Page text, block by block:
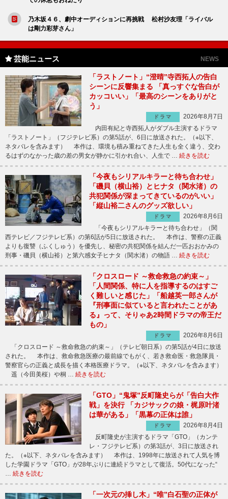
乃木坂４６、劇中オーディションに再挑戦 松村沙友理「ライバル
は剛力彩芽さん」
芸能ニュース NEWS
「ラストノート」“澄晴”寺西拓人の告白
シーンに反響集まる 「真っすぐな告白が
カッコいい」「最高のシーンをありがと
う」
ドラマ
2026年8月7日
内田有紀と寺西拓人がダブル主演するドラマ
「ラストノート」（フジテレビ系）の第5話が、6日に放送された。（※以下、
ネタバレを含みます） 本作は、環境も積み重ねてきた人生も全く違う、交わ
るはずのなかった歳の差の男女が静かに引かれ合い、人生で … 続きを読む
「今夜もシリアルキラーと待ち合わせ」
「磯貝（横山裕）とヒナタ（関水渚）の
共犯関係が深まってきているのがいい」
「縦山裕二さんのグッズ欲しい」
ドラマ
2026年8月6日
「今夜もシリアルキラーと待ち合わせ」（関
西テレビ／フジテレビ系）の第6話が5日に放送された。 本作は、警察の正義
よりも復讐（ふくしゅう）を優先し、秘密の共犯関係を結んだ一匹おおかみの
刑事・磯貝（横山裕）と第六感女子ヒナタ（関水渚）の物語 … 続きを読む
「クロスロード ～救命救急の約束～」
「人間関係、特に人を指導するのはすご
く難しいと感じた」「船越英一郎さんが
『刑事面に似ていると言われたことがあ
る』って、そりゃあ2時間ドラマの帝王だ
もの」
ドラマ
2026年8月6日
「クロスロード ～救命救急の約束～」（テレビ朝日系）の第5話が4日に放送
された。 本作は、救命救急医療の最前線でもがく、若き救命医・救急隊員・
警察官らの正義と成長を描く本格医療ドラマ。（※以下、ネタバレを含みます）
遥（今田美桜）や桐 … 続きを読む
「GTO」“鬼塚”反町隆史らが「告白大作
戦」を決行 「カジサックの娘・梶原叶渚
は華がある」「黒幕の正体は誰」
ドラマ
2026年8月4日
反町隆史が主演するドラマ「GTO」（カンテ
レ・フジテレビ系）の第3話が、3日に放送され
た。（※以下、ネタバレを含みます） 本作は、1998年に放送されて人気を博
した学園ドラマ「GTO」が28年ぶりに連続ドラマとして復活。50代になった“
… 続きを読む
「一次元の挿し木」“唯”白石聖の正体が